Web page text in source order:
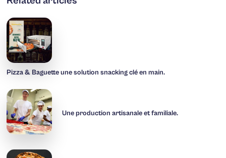
Pizza & Baguette une solution snacking clé en main.
Une production artisanale et familiale.